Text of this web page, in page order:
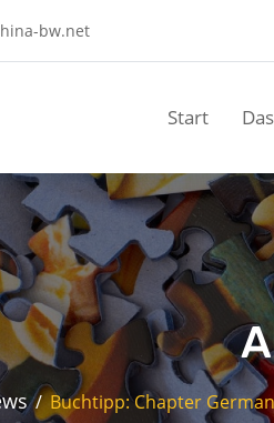
bw.net
Start
Buchtipp: Chapter